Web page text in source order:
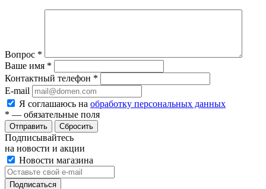
Вопрос *
Ваше имя *
Контактный телефон *
E-mail
Я соглашаюсь на обработку персональных данных
* — обязательные поля
Сбросить
Подписывайтесь
на новости и акции
Новости магазина